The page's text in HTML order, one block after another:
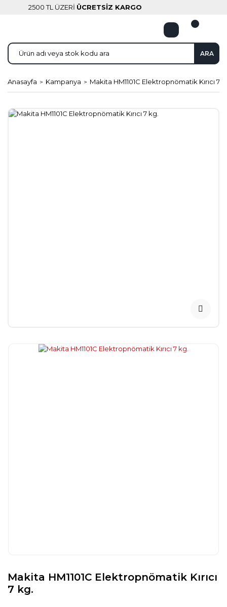
2500 TL ÜZERİ ÜCRETSİZ KARGO
ARA
Anasayfa Kampanya Makita HM1101C Elektropnömatik Kırıcı 7
Makita HM1101C Elektropnömatik Kırıcı
7 kg.